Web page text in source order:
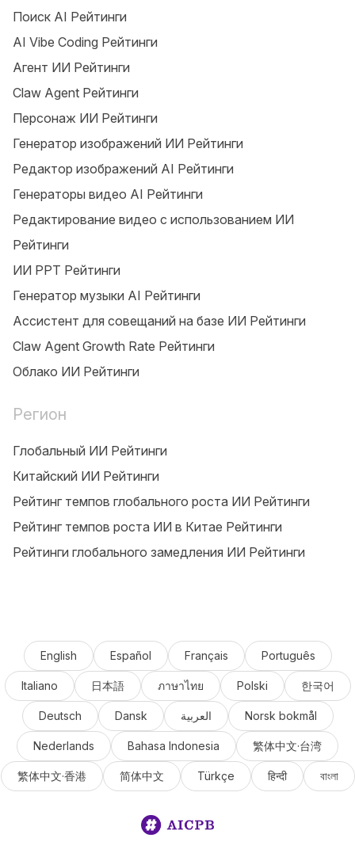
Поиск AI Рейтинги
AI Vibe Coding Рейтинги
Агент ИИ Рейтинги
Claw Agent Рейтинги
Персонаж ИИ Рейтинги
Генератор изображений ИИ Рейтинги
Редактор изображений AI Рейтинги
Генераторы видео AI Рейтинги
Редактирование видео с использованием ИИ
Рейтинги
ИИ PPT Рейтинги
Генератор музыки AI Рейтинги
Ассистент для совещаний на базе ИИ Рейтинги
Claw Agent Growth Rate Рейтинги
Облако ИИ Рейтинги
Регион
Глобальный ИИ Рейтинги
Китайский ИИ Рейтинги
Рейтинг темпов глобального роста ИИ Рейтинги
Рейтинг темпов роста ИИ в Китае Рейтинги
Рейтинги глобального замедления ИИ Рейтинги
English Español Français Português
Italiano 日本語 ภาษาไทย Polski 한국어
Deutsch Dansk العربية Norsk bokmål
Nederlands Bahasa Indonesia 繁体中文·台湾
繁体中文·香港 简体中文 Türkçe हिन्दी বাংলা